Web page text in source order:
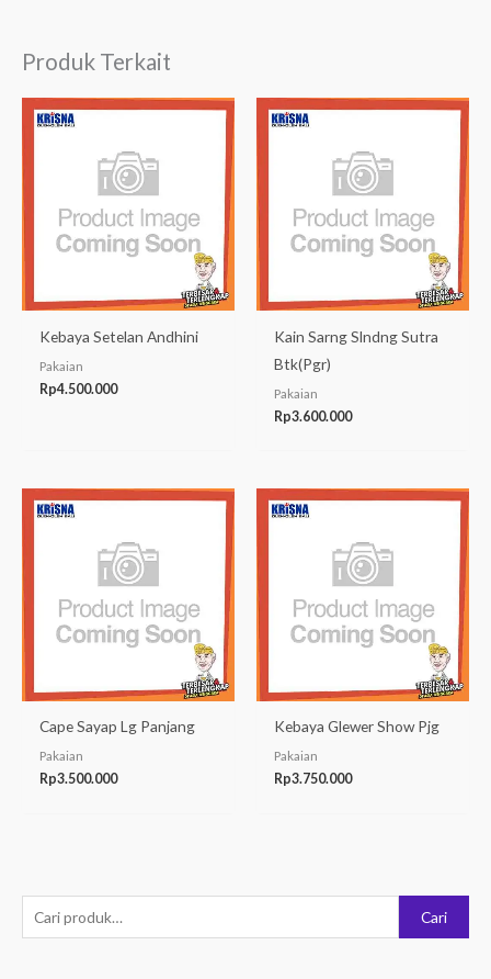
e
Cari
Produk Terkait
Kebaya Setelan Andhini
Pakaian
Rp4.500.000
Kain Sarng Slndng Sutra
Btk(Pgr)
Pakaian
Rp3.600.000
Cape Sayap Lg Panjang
Pakaian
Rp3.500.000
Kebaya Glewer Show Pjg
Pakaian
Rp3.750.000